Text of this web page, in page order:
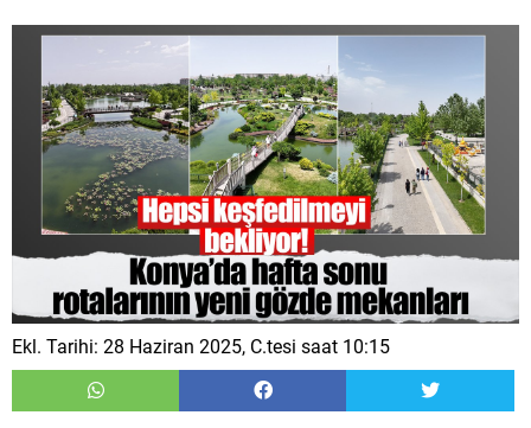
Ekl. Tarihi: 28 Haziran 2025, C.tesi saat 10:15